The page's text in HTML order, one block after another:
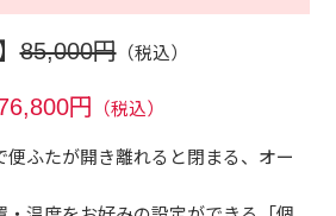
85,000円（税込）
円 （税込）
便ふたが開き離れると閉まる、オー